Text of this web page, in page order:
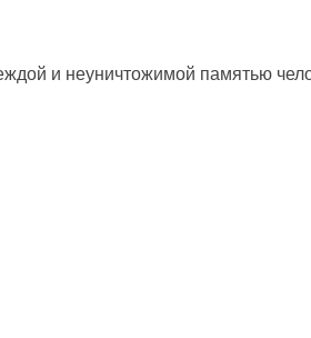
и неуничтожимой памятью